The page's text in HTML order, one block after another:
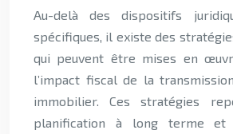
Au-delà des dispositifs
spécifiques, il existe des
qui peuvent être mises en
l’impact fiscal de la
immobilier. Ces stratégies
planification à long terme et